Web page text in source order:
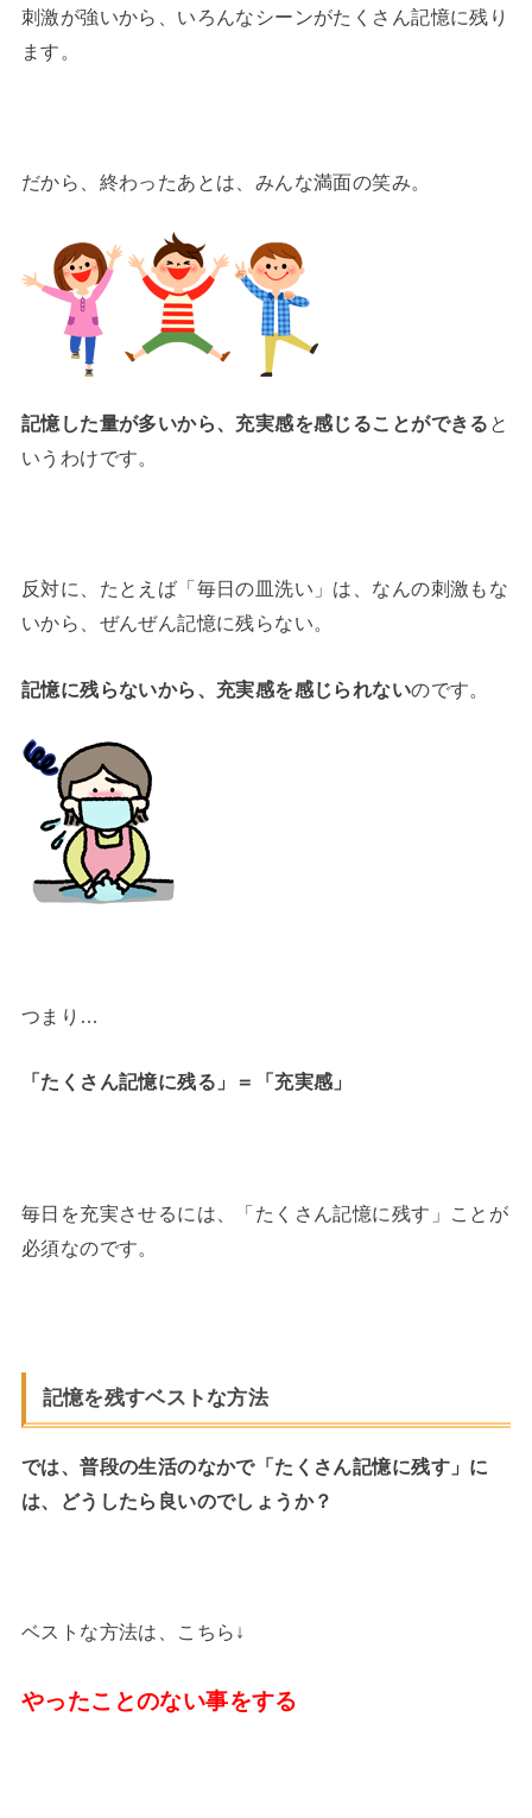
刺激が強いから、いろんなシーンがたくさん記憶に残り
ます。
だから、終わったあとは、みんな満面の笑み。
記憶した量が多いから、充実感を感じることができる と
いうわけです。
反対に、たとえば「毎日の皿洗い」は、なんの刺激もな
いから、ぜんぜん記憶に残らない。
記憶に残らないから、充実感を感じられないのです。
つまり…
「たくさん記憶に残る」＝「充実感」
毎日を充実させるには、「たくさん記憶に残す」ことが
必須なのです。
記憶を残すベストな方法
では、普段の生活のなかで「たくさん記憶に残す」に
は、どうしたら良いのでしょうか？
ベストな方法は、こちら↓
やったことのない事をする